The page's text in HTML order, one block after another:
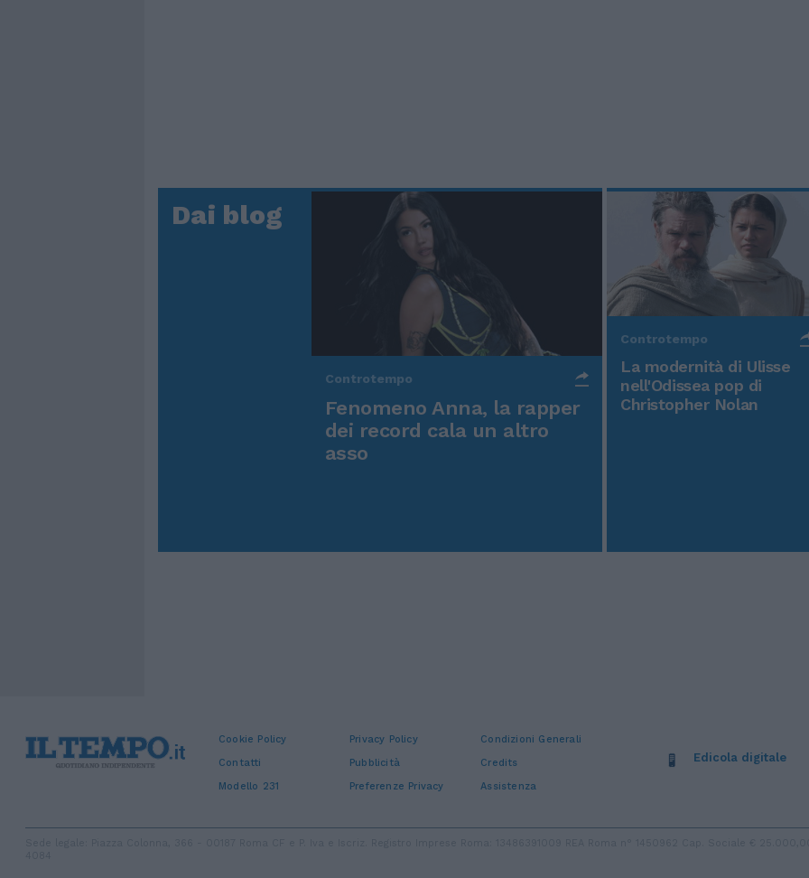
Dai blog
Controtempo
Fenomeno Anna, la rapper
dei record cala un altro
asso
Controtempo
La modernità di Ulisse
nell'Odissea pop di
Christopher Nolan
Cookie Policy Privacy Policy
Condizioni Generali
Contatti
Pubblicità
Credits
Modello 231
Preferenze Privacy Assistenza
Edicola digitale